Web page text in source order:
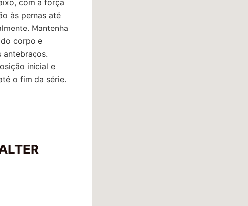
com a força
às pernas até
Mantenha
corpo e
antebraços.
inicial e
o fim da série.